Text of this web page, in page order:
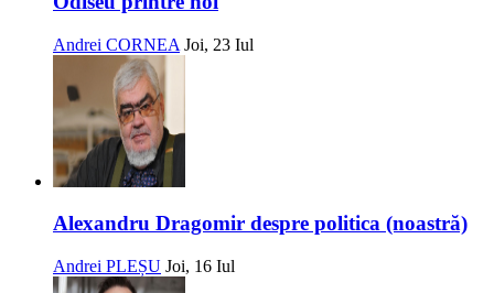
Andrei CORNEA Joi, 23 Iul
Alexandru Dragomir despre politica (noastră)
Andrei PLEȘU Joi, 16 Iul